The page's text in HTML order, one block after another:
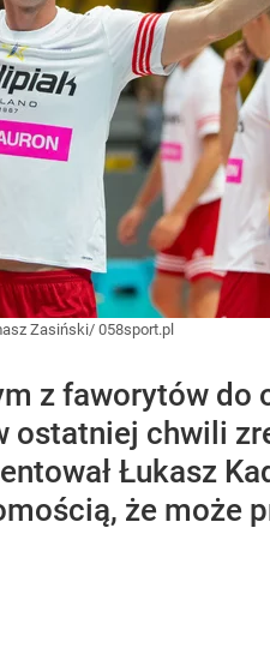
Zasiński/ 058sport.pl
z faworytów
ostatniej chwili
Łukasz
że może